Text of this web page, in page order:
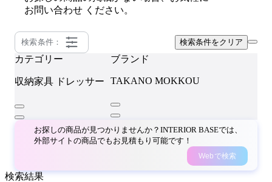
お問い合わせ ください。
検索条件： 検索条件をクリア
カテゴリー
収納家具 ドレッサー
ブランド
TAKANO MOKKOU
お探しの商品が見つかりませんか？INTERIOR BASEでは、
外部サイトの商品でもお見積もり可能です！
Webで検索
検索結果